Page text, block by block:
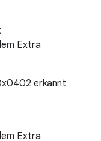
Extra
erkannt
Extra